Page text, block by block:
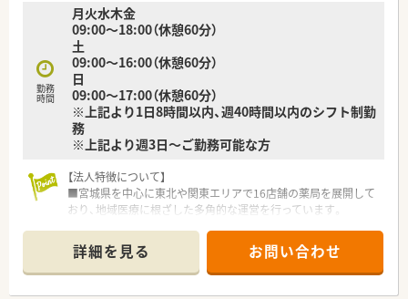
勤務
時間
月火水木金
09:00～18:00（休憩60分）
土
09:00～16:00（休憩60分）
日
09:00～17:00（休憩60分）
※上記より1日8時間以内、週40時間以内のシフト制勤
務
※上記より週3日～ご勤務可能な方
【法人特徴について】
■宮城県を中心に東北や関東エリアで16店舗の薬局を展開して
おり、地域医療に根ざした多角的な運営を行っています。
関係性を築きながら長く勤められる環境が魅力です。
■社員のやる気を尊重する社風が根付いており、独立希望者への
ノウハウ提供や自己研鑽への支援も惜しみません。
詳細を見る お問い合わせ